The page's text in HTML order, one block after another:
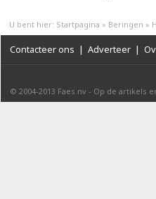
U bent hier: Startpagina » Beringen »
Contacteer ons | Adverteer |
© 2004-2013 Faes nv - Op de artikels